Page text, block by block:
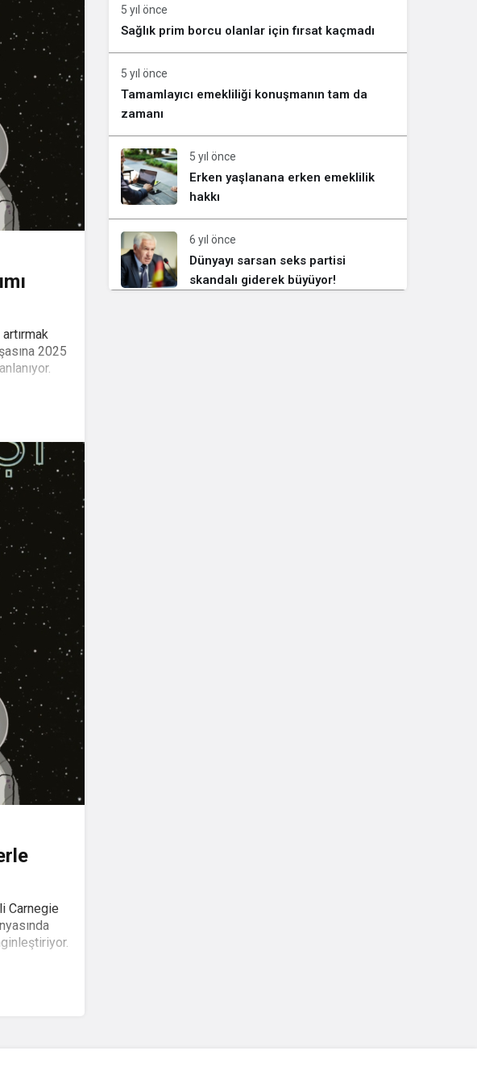
2025
Carnegie
5 yıl önce
Sağlık prim borcu olanlar için fırsat kaçmadı
5 yıl önce
Tamamlayıcı emekliliği konuşmanın tam da
zamanı
5 yıl önce
Erken yaşlanana erken emeklilik
hakkı
6 yıl önce
Dünyayı sarsan seks partisi
skandalı giderek büyüyor!